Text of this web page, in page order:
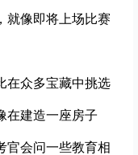
就像即将上场比赛
在众多宝藏中挑选
在建造一座房子
官会问一些教育相